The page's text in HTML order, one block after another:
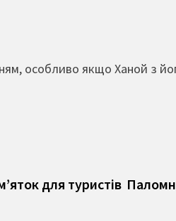
особливо якщо Ханой з
для туристів